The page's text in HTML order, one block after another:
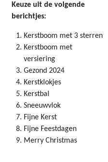
Keuze uit de volgende
berichtjes:
Kerstboom met 3 sterren
Kerstboom met
versiering
Gezond 2024
Kerstklokjes
Kerstbal
Sneeuwvlok
Fijne Kerst
Fijne Feestdagen
Merry Christmas